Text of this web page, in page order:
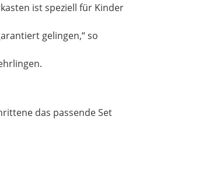
ist speziell für Kinder
gelingen,“ so
das passende Set